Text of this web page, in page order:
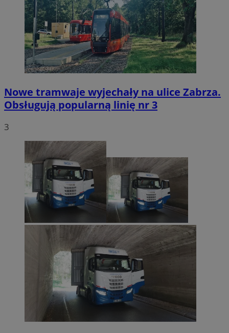
Nowe tramwaje wyjechały na ulice Zabrza.
Obsługują popularną linię nr 3
3